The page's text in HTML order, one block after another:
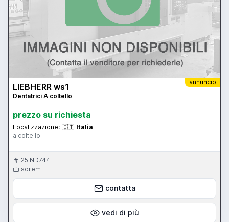
annuncio
LIEBHERR ws1
Dentatrici A coltello
prezzo su richiesta
Localizzazione: 🇮🇹 Italia
a coltello
25IND744
sorem
contatta
vedi di più